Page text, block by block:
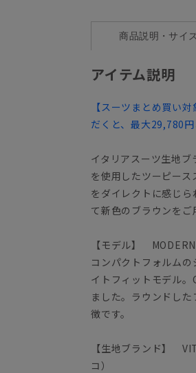
商品説明・サイ
アイテム説明
【スーツまとめ買い対
だくと、最大29,780
イタリアスーツ生地
を使用したツーピー
をダイレクトに感じ
て新色のブラウンをご
【モデル】
コンパクトフォルム
イトフィットモデル
ました。ラウンドし
徴です。
【生地ブランド】
コ）